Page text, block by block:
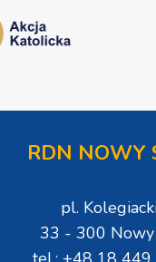
RDN NOWY
pl.
33 - 300 Nowy